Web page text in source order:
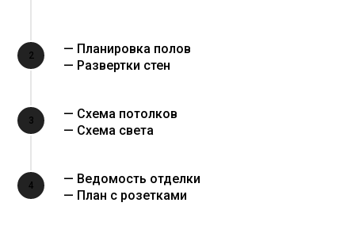
2
— Планировка полов
— Развертки стен
3
— Схема потолков
— Схема света
4
— Ведомость отделки
— План с розетками